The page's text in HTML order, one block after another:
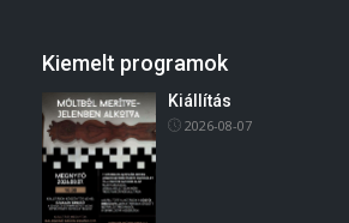
Kiemelt programok
Kiállítás
2026-08-07